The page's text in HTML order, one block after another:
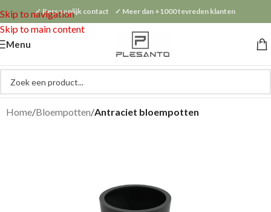
Skip to navigation
Skip to main content
✓ Persoonlijk contact ✓ Meer dan +1000 tevreden klanten
Menu
Home Bloempotten Antraciet bloempotten